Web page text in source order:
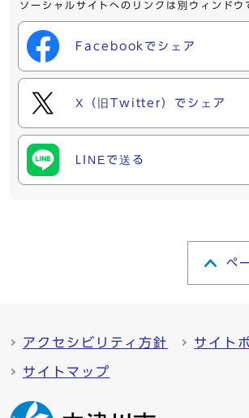
ソーシャルサイトへのリンクは別ウィンドウ
Facebookでシェア
X（旧Twitter）でシェア
LINEで送る
ペ
アクセシビリティ方針 サイト
サイトマップ